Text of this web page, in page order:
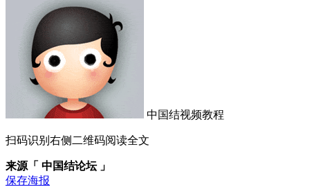
中国结视频教程
扫码识别右侧二维码阅读全文
来源「 中国结论坛 」
保存海报